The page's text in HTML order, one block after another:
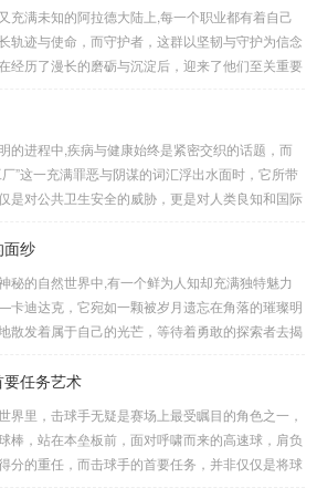
国时期的知名将领，如勇猛无双的吕布、足智多谋
忠义双全的关羽等，率领自己的军队在战场上冲锋
布阵，游戏中的每一场战斗都充满了变...
充满未知的阿拉德大陆上,每一个职业都有着自己
轨迹与使命，而守护者，这群以坚韧与守护为信念
经历了漫长的磨砺与沉淀后，迎来了他们至关重要
刻起，便肩负着守护的重任，他们身躯魁梧，手持
邪恶势力，最初，他们凭借着基础的技能和坚定的
次次战斗中积累着经验，不断成长，无论是在阴森
墓穴，还是在战火纷飞的前线战场，守...
的进程中,疾病与健康始终是紧密交织的话题，而
厂”这一充满罪恶与阴谋的词汇浮出水面时，它所带
是对公共卫生安全的威胁，更是对人类良知和国际
用心的势力为了实现其不可告人的目的，秘密设立
外衣，实则干着违背人道、危害全球的勾当。 从
物武器的使用曾经给人类带来过惨痛的教训，在
某些国家就曾利用细菌、病毒...
面纱
秘的自然世界中,有一个鲜为人知却充满独特魅力
迪达克，它宛如一颗被岁月遗忘在角落的璀璨明
散发着属于自己的光芒，等待着勇敢的探索者去揭
地形地貌，高耸入云的山脉连绵起伏，像是大自然
着刺眼的银光，仿佛是大自然赐予这片土地的皇
下，则是一片郁郁葱葱的森林，森林里树木种类繁
乔木遮天蔽日，阳光只能透过枝叶的缝隙...
任务艺术
界里，击球手无疑是赛场上最受瞩目的角色之一，
棒，站在本垒板前，面对呼啸而来的高速球，肩负
分的重任，而击球手的首要任务，并非仅仅是将球